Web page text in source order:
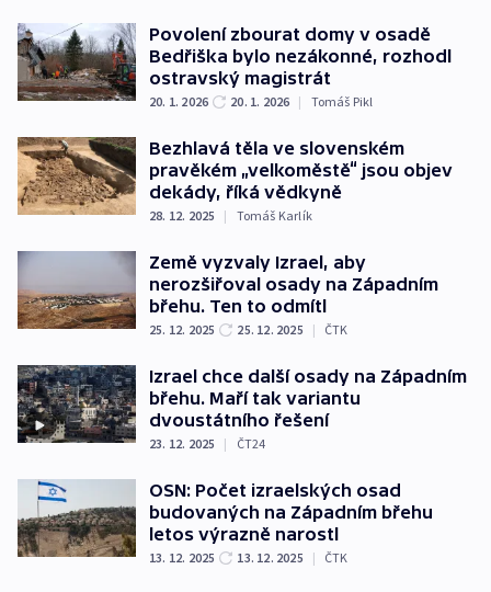
Povolení zbourat domy v osadě
Bedřiška bylo nezákonné, rozhodl
ostravský magistrát
20. 1. 2026 20. 1. 2026 | Tomáš Pikl
Bezhlavá těla ve slovenském
pravěkém „velkoměstě“ jsou objev
dekády, říká vědkyně
28. 12. 2025 | Tomáš Karlík
Země vyzvaly Izrael, aby
nerozšiřoval osady na Západním
břehu. Ten to odmítl
25. 12. 2025 25. 12. 2025 | ČTK
Izrael chce další osady na Západním
břehu. Maří tak variantu
dvoustátního řešení
23. 12. 2025 | ČT24
OSN: Počet izraelských osad
budovaných na Západním břehu
letos výrazně narostl
13. 12. 2025 13. 12. 2025 | ČTK